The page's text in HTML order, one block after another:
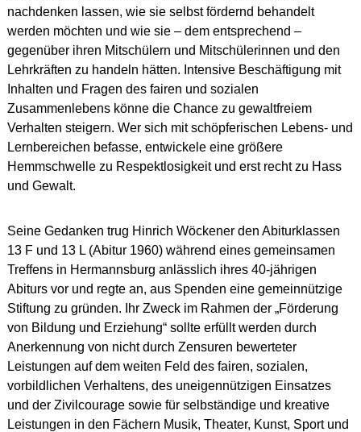
nachdenken lassen, wie sie selbst fördernd behandelt
werden möchten und wie sie – dem entsprechend –
gegenüber ihren Mitschülern und Mitschülerinnen und den
Lehrkräften zu handeln hätten. Intensive Beschäftigung mit
Inhalten und Fragen des fairen und sozialen
Zusammenlebens könne die Chance zu gewaltfreiem
Verhalten steigern. Wer sich mit schöpferischen Lebens- und
Lernbereichen befasse, entwickele eine größere
Hemmschwelle zu Respektlosigkeit und erst recht zu Hass
und Gewalt.
Seine Gedanken trug Hinrich Wöckener den Abiturklassen
13 F und 13 L (Abitur 1960) während eines gemeinsamen
Treffens in Hermannsburg anlässlich ihres 40-jährigen
Abiturs vor und regte an, aus Spenden eine gemeinnützige
Stiftung zu gründen. Ihr Zweck im Rahmen der „Förderung
von Bildung und Erziehung“ sollte erfüllt werden durch
Anerkennung von nicht durch Zensuren bewerteter
Leistungen auf dem weiten Feld des fairen, sozialen,
vorbildlichen Verhaltens, des uneigennützigen Einsatzes
und der Zivilcourage sowie für selbständige und kreative
Leistungen in den Fächern Musik, Theater, Kunst, Sport und